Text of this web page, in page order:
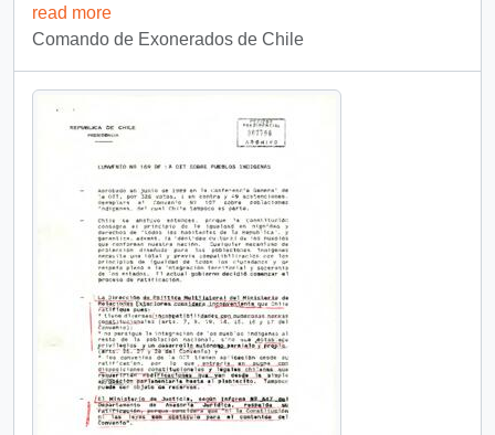
read more
Comando de Exonerados de Chile